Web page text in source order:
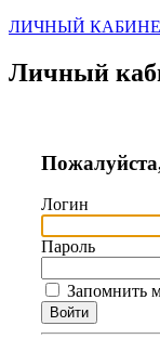
ЛИЧНЫЙ
Личный
Логин
Пароль
Запомнить